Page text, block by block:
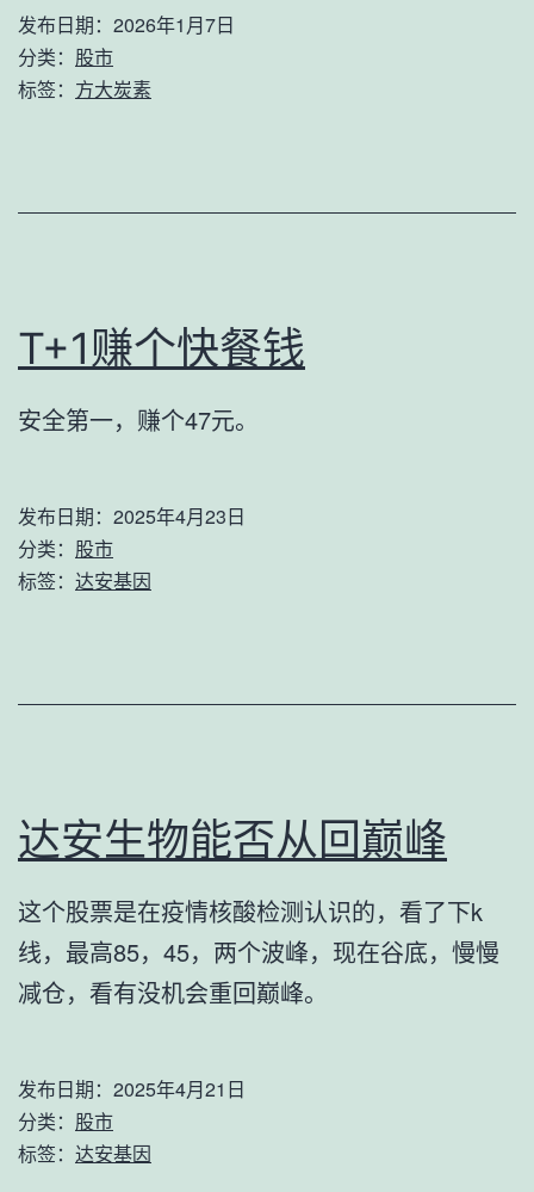
发布日期： 2026年1月7日
分类： 股市
标签： 方大炭素
T+1赚个快餐钱
安全第一，赚个47元。
发布日期： 2025年4月23日
分类： 股市
标签： 达安基因
达安生物能否从回巅峰
这个股票是在疫情核酸检测认识的，看了下k
线，最高85，45，两个波峰，现在谷底，慢慢
减仓，看有没机会重回巅峰。
发布日期： 2025年4月21日
分类： 股市
标签： 达安基因